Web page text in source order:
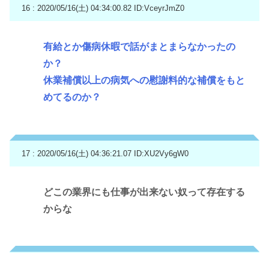
16 : 2020/05/16(土) 04:34:00.82 ID:VceyrJmZ0
有給とか傷病休暇で話がまとまらなかったの
か？
休業補償以上の病気への慰謝料的な補償をもと
めてるのか？
17 : 2020/05/16(土) 04:36:21.07 ID:XU2Vy6gW0
どこの業界にも仕事が出来ない奴って存在する
からな